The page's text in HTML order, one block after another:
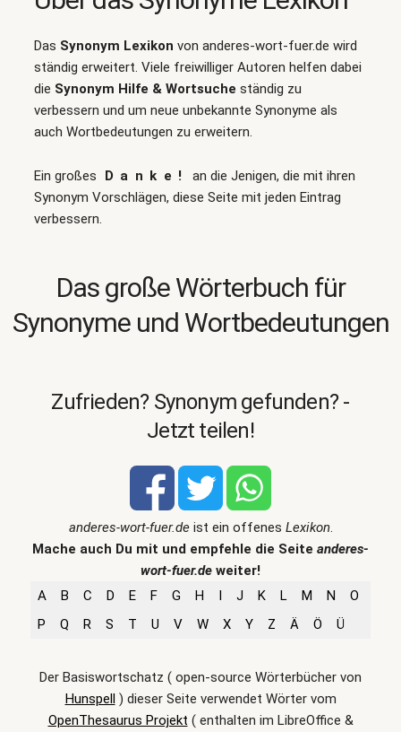
Das Synonym Lexikon von anderes-wort-fuer.de wird
ständig erweitert. Viele freiwilliger Autoren helfen dabei
die Synonym Hilfe & Wortsuche ständig zu
verbessern und um neue unbekannte Synonyme als
auch Wortbedeutungen zu erweitern.
Ein großes Danke!
an die Jenigen, die mit ihren
Synonym Vorschlägen, diese Seite mit jeden Eintrag
verbessern.
Das große Wörterbuch für
Synonyme und Wortbedeutungen
Zufrieden? Synonym gefunden? -
Jetzt teilen!
anderes-wort-fuer.deist ein offenes Lexikon.
Mache auch Du mit und empfehle die Seite anderes-
wort-fuer.de weiter!
A
B C D E F G H I J K L M N
O
P
Q R S T U V W X Y Z Ä Ö Ü
Der Basiswortschatz ( open-source Wörterbücher von
Hunspell) dieser Seite verwendet Wörter vom
OpenThesaurus Projekt ( enthalten im LibreOffice &